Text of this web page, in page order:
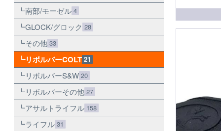
南部/モーゼル 4
GLOCK/グロック 28
その他 33
リボルバーCOLT 21
リボルバーS&W 20
リボルバーその他 27
アサルトライフル 158
ライフル 31